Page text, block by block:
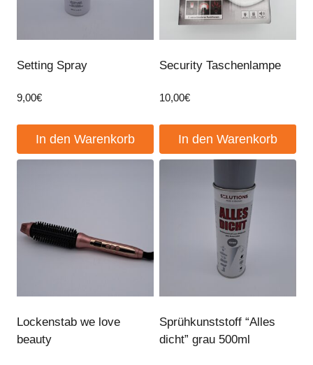
Setting Spray
9,00€
In den Warenkorb
Security Taschenlampe
10,00€
In den Warenkorb
Lockenstab we love
beauty
Sprühkunststoff “Alles
dicht” grau 500ml